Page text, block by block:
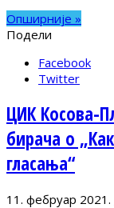
Опширније »
Подели
Facebook
Twitter
ЦИК Косова-
бирача о
гласања“
11. фебруар 2021.